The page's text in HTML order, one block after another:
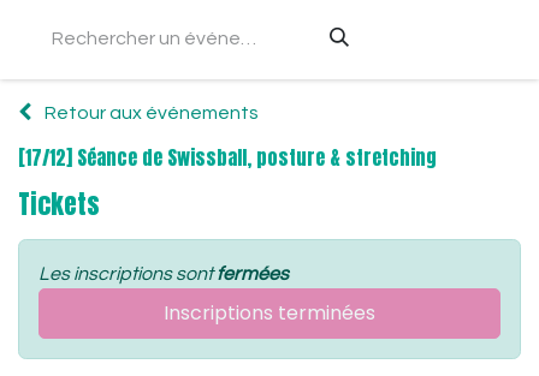
Retour aux événements
[17/12] Séance de Swissball, posture & stretching
Tickets
Les inscriptions sontfermées
Inscriptions terminées